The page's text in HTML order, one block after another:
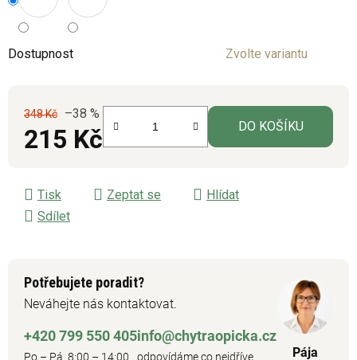
Dostupnost Zvolte variantu
348 Kč –38 %
215 Kč DO KOŠÍKU
Tisk Zeptat se
Hlídat
Sdílet
Potřebujete poradit?
Neváhejte nás kontaktovat.
+420 799 550 405
Po – Pá 8:00 – 14:00
info@chytraopicka.cz
odpovídáme co nejdříve Pája